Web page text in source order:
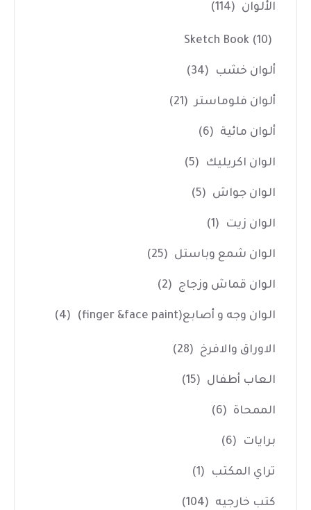
الألوان (114)
Sketch Book (10)
ألوان خشب (34)
ألوان فلوماستر (21)
ألوان مائية (6)
الوان اكريليك (5)
الوان جواش (5)
الوان زيت (1)
الوان شمع وباستل (25)
الوان قماش وزجاج (2)
الوان وجه و أصابع(finger &face paint) (4)
الاوراق والافرخ (28)
العاب أطفال (15)
الممحاة (6)
برايات (6)
تراي المكتب (1)
كتب خارجيه (104)